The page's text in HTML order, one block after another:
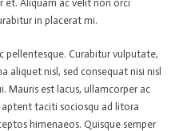
Aliquam ac velit non orci
in placerat mi.
pellentesque. Curabitur vulputate,
aliquet nisl, sed consequat nisi nisl
Mauris est lacus, ullamcorper ac
aptent taciti sociosqu ad litora
himenaeos. Quisque semper